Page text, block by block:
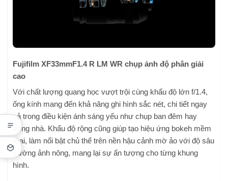
Fujifilm XF33mmF1.4 R LM WR chụp ảnh độ phân giải
cao
Với chất lượng quang học vượt trội cùng khẩu độ lớn f/1.4,
ống kính mang đến khả năng ghi hình sắc nét, chi tiết ngay
cả trong điều kiện ánh sáng yếu như chụp ban đêm hay
trong nhà. Khẩu độ rộng cũng giúp tạo hiệu ứng bokeh mềm
mại, làm nổi bật chủ thể trên nền hậu cảnh mờ ảo với độ sâu
trường ảnh nông, mang lại sự ấn tượng cho từng khung
hình.